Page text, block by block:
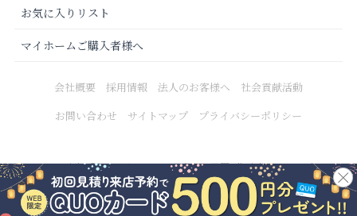
お気に入りリスト
マイホームご購入者様へ
会社概要 採用情報 法人のお客様へ
社会貢献活動
お問い合わせ
サイトマップ プライバシーポリシー
Copyright © 2021 カーテンじゅうたん王国 All Rights Reserved.